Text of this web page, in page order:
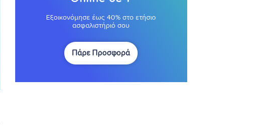
Εξοικονόμησε έως 40% στο ετήσιο
ασφαλιστήριό σου
Πάρε Προσφορά